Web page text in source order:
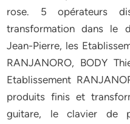
rose. 5 opérateurs
transformation dans le
Jean-Pierre, les
RANJANORO, BODY
Etablissement
produits finis et
guitare, le clavier de